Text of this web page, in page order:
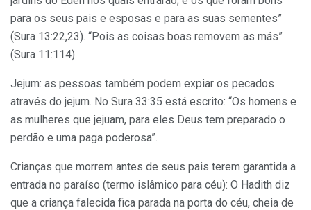
para os seus pais e esposas e para as suas sementes”
(Sura 13:22,23). “Pois as coisas boas removem as más”
(Sura 11:114).
Jejum: as pessoas também podem expiar os pecados
através do jejum. No Sura 33:35 está escrito: “Os homens e
as mulheres que jejuam, para eles Deus tem preparado o
perdão e uma paga poderosa”.
Crianças que morrem antes de seus pais terem garantida a
entrada no paraíso (termo islâmico para céu): O Hadith diz
que a criança falecida fica parada na porta do céu, cheia de